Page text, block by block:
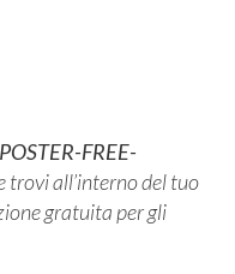
FREE-
trovi all’interno del tuo
gratuita per gli